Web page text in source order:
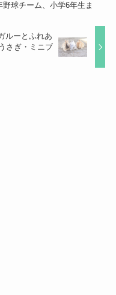
球チーム、小学6年生ま
ルーとふれあ
さぎ・ミニブ